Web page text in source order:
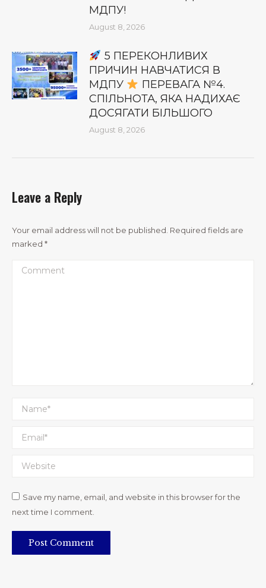
МДПУ!
August 8, 2026
5 ПЕРЕКОНЛИВИХ
ПРИЧИН НАВЧАТИСЯ В
МДПУ
ПЕРЕВАГА №4.
СПІЛЬНОТА, ЯКА НАДИХАЄ
ДОСЯГАТИ БІЛЬШОГО
August 8, 2026
Leave a Reply
Your email address will not be published. Required fields are
marked *
Comment
Name *
Email *
Website
Save my name, email, and website in this browser for the
next time I comment.
Post Comment